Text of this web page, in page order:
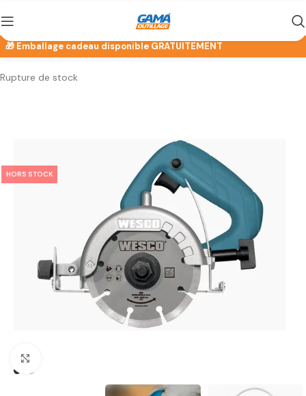
Rupture de stock
HORS STOCK